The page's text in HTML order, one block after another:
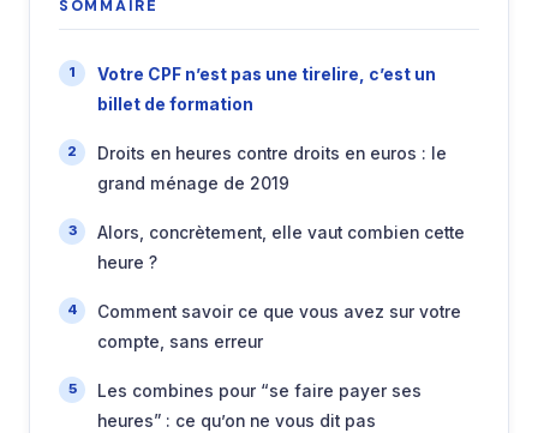
SOMMAIRE
Votre CPF n’est pas une tirelire, c’est un
billet de formation
Droits en heures contre droits en euros : le
grand ménage de 2019
Alors, concrètement, elle vaut combien cette
heure ?
Comment savoir ce que vous avez sur votre
compte, sans erreur
Les combines pour “se faire payer ses
heures” : ce qu’on ne vous dit pas